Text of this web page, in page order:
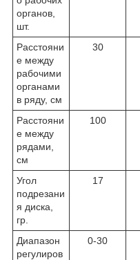
органов,
шт.
Расстояни
е между
рабочими
органами
в ряду, см
30
Расстояни
е между
рядами,
см
100
Угол
подрезани
я диска,
гр.
17
Диапазон
регулиров
0-30